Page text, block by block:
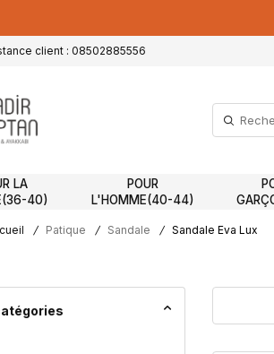
client : 08502885556
LA
40)
POUR
L'HOMME(40-44)
/ Patique / Sandale / Sandale Eva Lux